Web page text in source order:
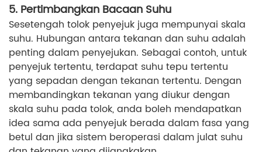
5. Pertimbangkan Bacaan Suhu
Sesetengah tolok penyejuk juga mempunyai skala
suhu. Hubungan antara tekanan dan suhu adalah
penting dalam penyejukan. Sebagai contoh, untuk
penyejuk tertentu, terdapat suhu tepu tertentu
yang sepadan dengan tekanan tertentu. Dengan
membandingkan tekanan yang diukur dengan
skala suhu pada tolok, anda boleh mendapatkan
idea sama ada penyejuk berada dalam fasa yang
betul dan jika sistem beroperasi dalam julat suhu